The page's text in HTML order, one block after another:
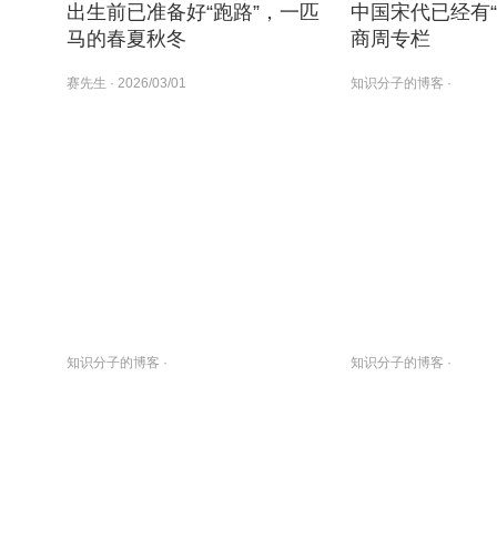
出生前已准备好“跑路”，一匹
马的春夏秋冬
赛先生 · 2026/03/01
中国宋代已经有
商周专栏
知识分子的博客 ·
知识分子的博客 ·
知识分子的博客 ·